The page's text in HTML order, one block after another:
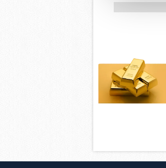
butonuna
6698 sayılı
mevzuata